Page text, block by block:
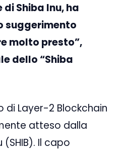
Shiba Inu, ha
suggerimento
molto presto”,
dello “Shiba
di Layer-2 Blockchain
atteso dalla
Il capo